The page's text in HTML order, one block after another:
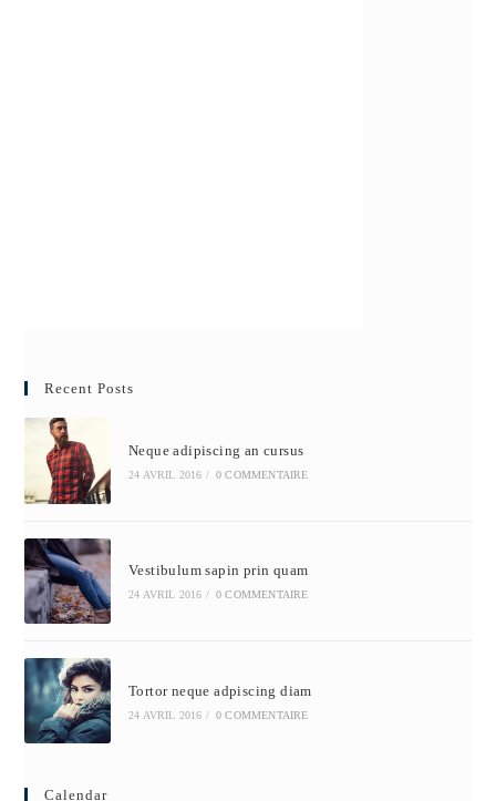
Recent Posts
Neque adipiscing an cursus
24 AVRIL 2016 / 0 COMMENTAIRE
Vestibulum sapin prin quam
24 AVRIL 2016 / 0 COMMENTAIRE
Tortor neque adpiscing diam
24 AVRIL 2016 / 0 COMMENTAIRE
Calendar